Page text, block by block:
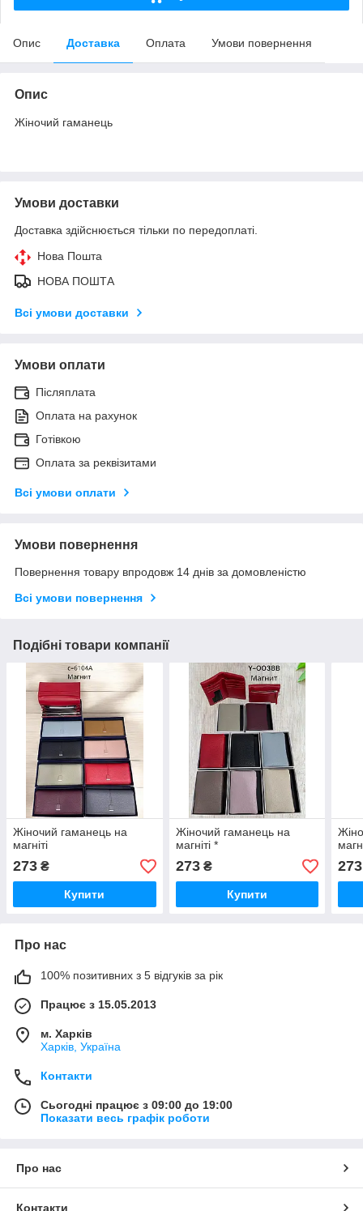
Опис Доставка Оплата Умови повернення
Опис
Жіночий гаманець
Умови доставки
Доставка здійснюється тільки по передоплаті.
Нова Пошта
НОВА ПОШТА
Всі умови доставки
Умови оплати
Післяплата
Оплата на рахунок
Готівкою
Оплата за реквізитами
Всі умови оплати
Умови повернення
Повернення товару впродовж 14 днів за домовленістю
Всі умови повернення
Подібні товари компанії
Жіночий гаманець на
магніті
273 ₴
Купити
Жіночий гаманець на
магніті *
273₴
Купити
273
Про нас
100% позитивних з 5 відгуків за рік
Працює з 15.05.2013
м. Харків
Харків, Україна
Контакти
Сьогодні працює з 09:00 до 19:00
Показати весь графік роботи
Про нас
Контакти